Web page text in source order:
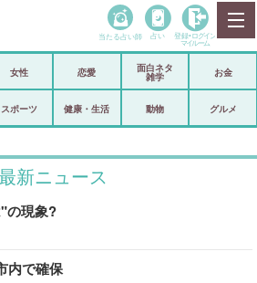
政治
スポーツ
アリ／ナシ
当たる占い師 占い 登録• ログイン
マイルーム
女性 恋愛
面白ネタ
雑学
お金
スポーツ 健康・生活 動物 グルメ
新ニュース
の現象?
内で確保